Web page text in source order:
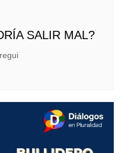
SALIR MAL?